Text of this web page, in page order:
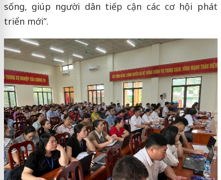
sống, giúp người dân tiếp cận các cơ hội phát
triển mới”.